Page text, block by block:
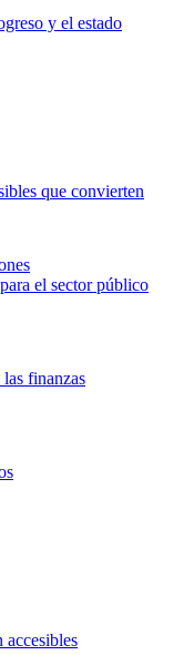
y el estado
que convierten
el sector público
finanzas
accesibles